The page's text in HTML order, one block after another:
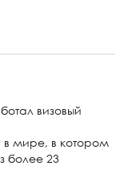
визовый
в мире, в котором
более 23